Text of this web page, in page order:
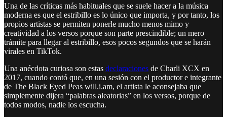
Una de las críticas más habituales que se suele hacer a la música
moderna es que el estribillo es lo único que importa, y por tanto, los
propios artistas se permiten ponerle mucho menos mimo y
creatividad a los versos porque son parte prescindible; un mero
trámite para llegar al estribillo, esos pocos segundos que se harán
virales en TikTok.
Una anécdota curiosa son estas declaraciones de Charli XCX en
2017, cuando contó que, en una sesión con el productor e integrante
de The Black Eyed Peas will.i.am, el artista le aconsejaba que
simplemente dijera “palabras aleatorias” en los versos, porque de
todos modos, nadie los escucha.